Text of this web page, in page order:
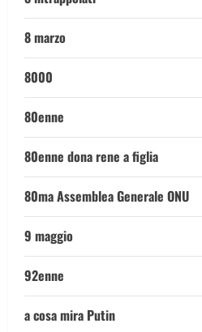
8 marzo
8000
80enne
80enne dona rene a figlia
80ma Assemblea Generale ONU
9 maggio
92enne
a cosa mira Putin